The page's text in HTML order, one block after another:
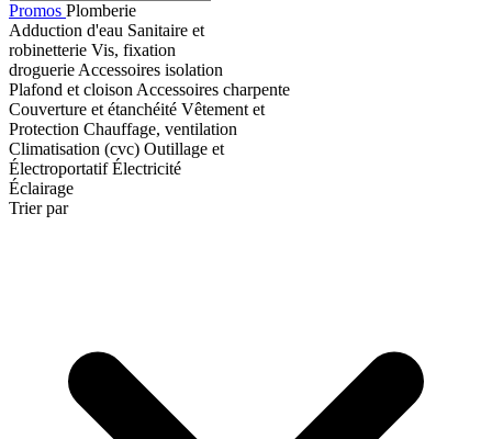
Promos Plomberie
Adduction d'eau Sanitaire et
robinetterie Vis, fixation
droguerie Accessoires isolation
Plafond et cloison Accessoires charpente
Couverture et étanchéité Vêtement et
Protection Chauffage, ventilation
Climatisation (cvc) Outillage et
ÉlectroportatifÉlectricité
Éclairage
Trier par